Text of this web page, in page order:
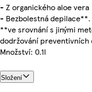
- Z organického aloe vera
- Bezbolestná depilace**.
**ve srovnání s jinými
dodržování preventivních
Množství: 0.1l
Složení